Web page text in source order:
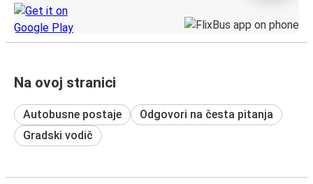
Na ovoj stranici
Autobusne postaje
Odgovori na česta pitanja
Gradski vodič